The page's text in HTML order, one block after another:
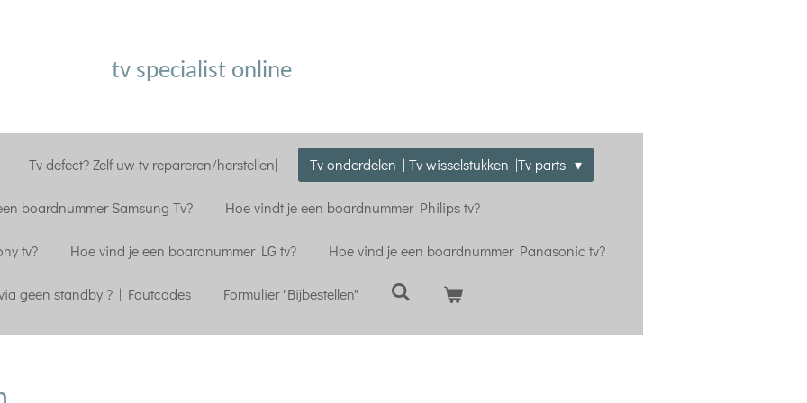
tv specialist online
Tv defect? Zelf uw tv repareren/herstellen| Tv onderdelen | Tv wisselstukken |Tv parts
boardnummer Samsung Tv? Hoe vindt je een boardnummer Philips tv?
tv? Hoe vind je een boardnummer LG tv? Hoe vind je een boardnummer Panasonic tv?
geen standby ? | Foutcodes Formulier "Bijbestellen"